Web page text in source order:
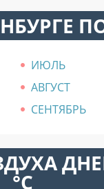
ИЮЛЬ
АВГУСТ
СЕНТЯБРЬ
°C